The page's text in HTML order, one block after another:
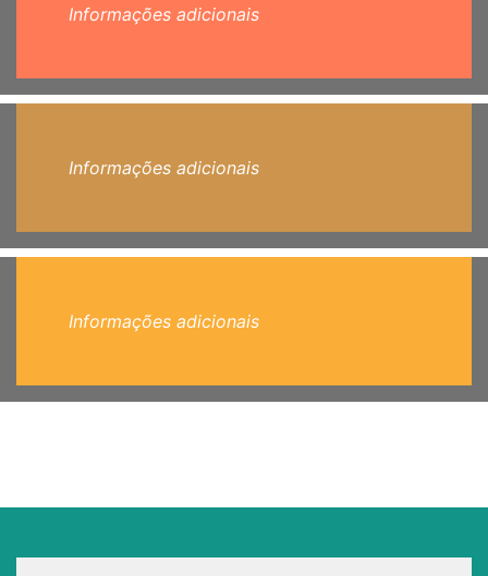
Informações adicionais
Informações adicionais
Informações adicionais